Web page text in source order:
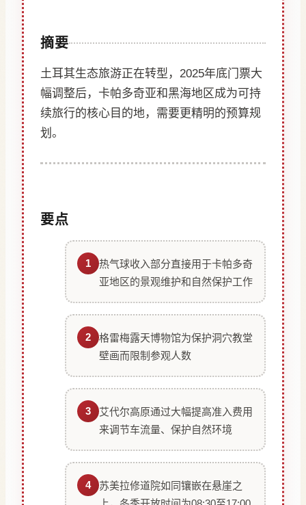
摘要
土耳其生态旅游正在转型，2025年底门票大
幅调整后，卡帕多奇亚和黑海地区成为可持
续旅行的核心目的地，需要更精明的预算规
划。
要点
1
热气球收入部分直接用于卡帕多奇
亚地区的景观维护和自然保护工作
2
格雷梅露天博物馆为保护洞穴教堂
壁画而限制参观人数
3
艾代尔高原通过大幅提高准入费用
来调节车流量、保护自然环境
4
苏美拉修道院如同镶嵌在悬崖之